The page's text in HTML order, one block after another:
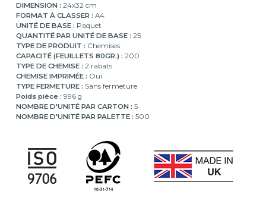
DIMENSION : 24x32 cm
FORMAT À CLASSER : A4
UNITÉ DE BASE : Paquet
QUANTITÉ PAR UNITÉ DE BASE : 25
TYPE DE PRODUIT : Chemises
CAPACITÉ (FEUILLETS 80GR.) : 200
TYPE DE CHEMISE : 2 rabats
CHEMISE IMPRIMÉE : Oui
TYPE FERMETURE : Sans fermeture
Poids pièce : 996 g
NOMBRE D'UNITÉ PAR CARTON : 5
NOMBRE D'UNITÉ PAR PALETTE : 500